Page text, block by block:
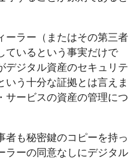
ーラー（またはその第三者
ているという事実だけで
デジタル資産のセキュリテ
いう十分な証拠とは言えま
サービスの資産の管理につ
者も秘密鍵のコピーを持っ
ラーの同意なしにデジタル